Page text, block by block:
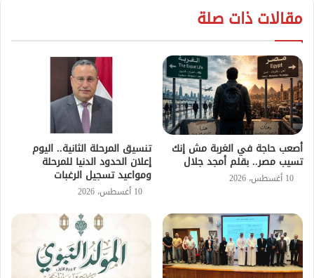
مقالات ذات صلة
أصعب حاجة في الغربة مش إنك
تسيب مصر.. بقلم أمجد جلال
10 أغسطس، 2026
تنسيق المرحلة الثانية.. اليوم
إعلان الحدود الدنيا للمرحلة
ومواعيد تسجيل الرغبات
10 أغسطس، 2026